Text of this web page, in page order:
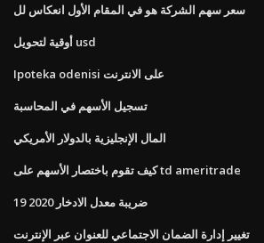
سعر سهم الشركة هو في المقام الأول انعكاس لل
أوقية لتحويل usd
Ipoteka odenisi على الانترنت
تسجيل الأسهم في المحاسبة
المال الإنجليزية بالدولار الأمريكي
كيف تقوم باختصار الأسهم على td ameritrade
ضريبة معدل الادخار 2020 19
تغيير إدارة الضمان الاجتماعي للعنوان عبر الإنترنت